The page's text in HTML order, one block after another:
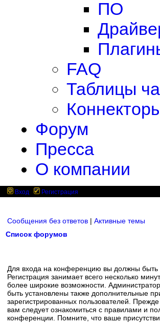
ПО
FAQ
Таблицы
Форум
Пресса
О компании
Вход Регистрация
Сообщения без ответов | Активные темы
Список форумов
Для входа на конференцию вы должны быть
Регистрация занимает всего несколько
более широкие возможности.
быть установлены также дополнительные
зарегистрированных пользователей.
вам следует ознакомиться с правилами и
конференции. Помните, что ваше